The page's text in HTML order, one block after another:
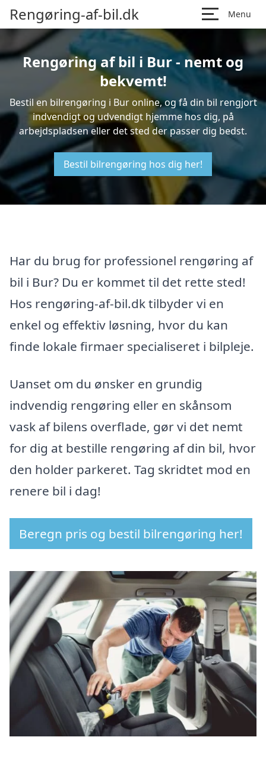
Rengøring-af-bil.dk Menu
Rengøring af bil i Bur - nemt og
bekvemt!
Bestil en bilrengøring i Bur online, og få din bil rengjort
indvendigt og udvendigt hjemme hos dig, på
arbejdspladsen eller det sted der passer dig bedst.
Bestil bilrengøring hos dig her!
Har du brug for professionel rengøring af
bil i Bur? Du er kommet til det rette sted!
Hos rengøring-af-bil.dk tilbyder vi en
enkel og effektiv løsning, hvor du kan
finde lokale firmaer specialiseret i bilpleje.
Uanset om du ønsker en grundig
indvendig rengøring eller en skånsom
vask af bilens overflade, gør vi det nemt
for dig at bestille rengøring af din bil, hvor
den holder parkeret. Tag skridtet mod en
renere bil i dag!
Beregn pris og bestil bilrengøring her!